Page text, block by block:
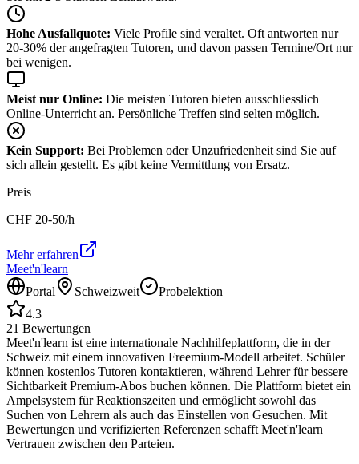
Hohe Ausfallquote: Viele Profile sind veraltet. Oft antworten nur
20-30% der angefragten Tutoren, und davon passen Termine/Ort nur
bei wenigen.
Meist nur Online: Die meisten Tutoren bieten ausschliesslich
Online-Unterricht an. Persönliche Treffen sind selten möglich.
Kein Support: Bei Problemen oder Unzufriedenheit sind Sie auf
sich allein gestellt. Es gibt keine Vermittlung von Ersatz.
Preis
CHF 20-50/h
Mehr erfahren
Meet'n'learn
Portal
Schweizweit
Probelektion
4.3
21 Bewertungen
Meet'n'learn ist eine internationale Nachhilfeplattform, die in der
Schweiz mit einem innovativen Freemium-Modell arbeitet. Schüler
können kostenlos Tutoren kontaktieren, während Lehrer für bessere
Sichtbarkeit Premium-Abos buchen können. Die Plattform bietet ein
Ampelsystem für Reaktionszeiten und ermöglicht sowohl das
Suchen von Lehrern als auch das Einstellen von Gesuchen. Mit
Bewertungen und verifizierten Referenzen schafft Meet'n'learn
Vertrauen zwischen den Parteien.